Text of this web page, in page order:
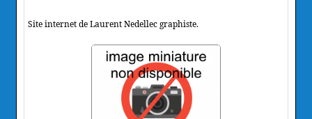
Site internet de Laurent Nedellec graphiste.